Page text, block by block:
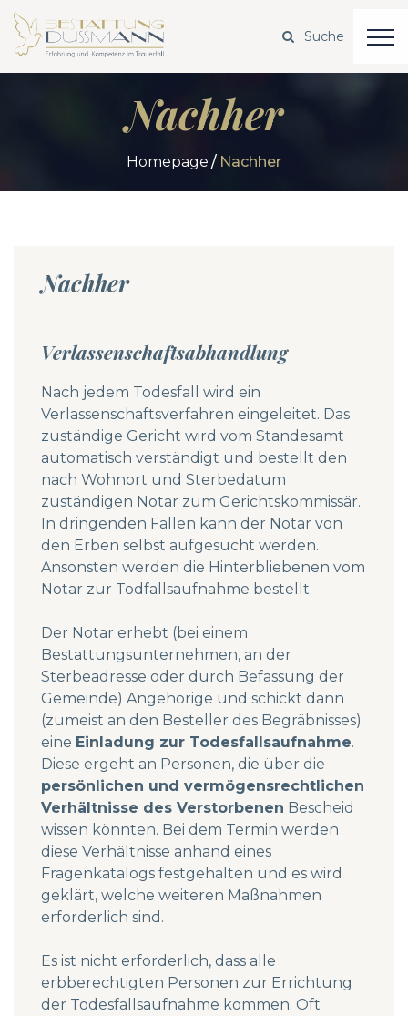
Nachher
Homepage Nachher
Nachher
Verlassenschaftsabhandlung
Nach jedem Todesfall wird ein
Verlassenschaftsverfahren eingeleitet. Das
zuständige Gericht wird vom Standesamt
automatisch verständigt und bestellt den
nach Wohnort und Sterbedatum
zuständigen Notar zum Gerichtskommissär.
In dringenden Fällen kann der Notar von
den Erben selbst aufgesucht werden.
Ansonsten werden die Hinterbliebenen vom
Notar zur Todfallsaufnahme bestellt.
Der Notar erhebt (bei einem
Bestattungsunternehmen, an der
Sterbeadresse oder durch Befassung der
Gemeinde) Angehörige und schickt dann
(zumeist an den Besteller des Begräbnisses)
eine Einladung zur Todesfallsaufnahme.
Diese ergeht an Personen, die über die
persönlichen und vermögensrechtlichen
Verhältnisse des Verstorbenen Bescheid
wissen könnten. Bei dem Termin werden
diese Verhältnisse anhand eines
Fragenkatalogs festgehalten und es wird
geklärt, welche weiteren Maßnahmen
erforderlich sind.
Es ist nicht erforderlich, dass alle
erbberechtigten Personen zur Errichtung
der Todesfallsaufnahme kommen. Oft